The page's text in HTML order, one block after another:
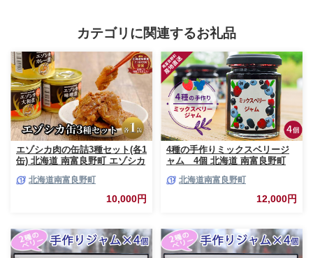
H105-220
カテゴリに関連するお礼品
エゾシカ肉の缶詰3種セット(各1
缶) 北海道 南富良野町 エゾシカ
合せ ジビエ 加工品 北海道産 国
産 おつまみ おかず 高たんぱく
低脂肪 鉄分 カレー 味噌 食べや
北海道南富良野町
10,000円
4種の手作りミックスベリージ
ャム 4個 北海道 南富良野町
合せ ブルーベリー てんさい糖
酸味 甘味 香り 甘酸っぱい 美味
北海道南富良野町
12,000円